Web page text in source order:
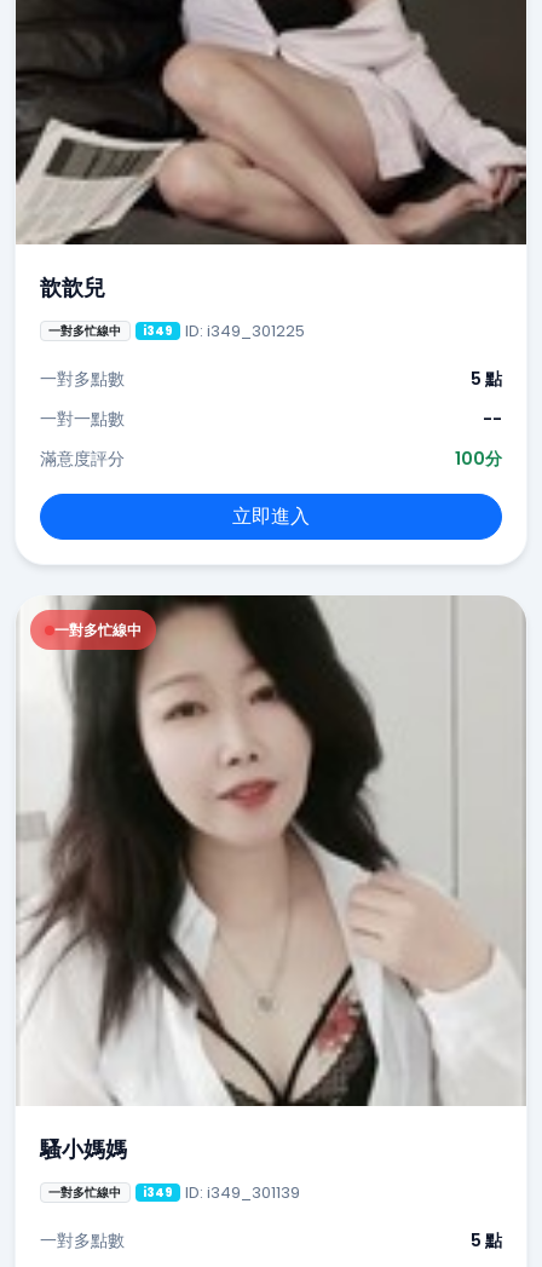
歆歆兒
一對多忙線中 i349 ID: i349_301225
一對多點數
5 點
一對一點數
--
滿意度評分
100分
立即進入
一對多忙線中
騷小媽媽
一對多忙線中 i349 ID: i349_301139
一對多點數 5 點